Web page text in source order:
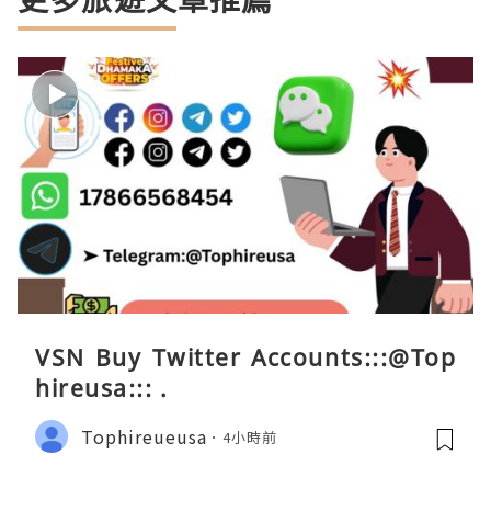
VSN Buy Twitter Accounts:::@Top
hireusa::: .
Tophireueusa 4小時前